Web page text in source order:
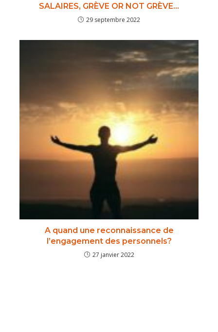
SALAIRES, GRÈVE OR NOT GRÈVE…
29 septembre 2022
A quand une reconnaissance de
l’engagement des personnels?
27 janvier 2022